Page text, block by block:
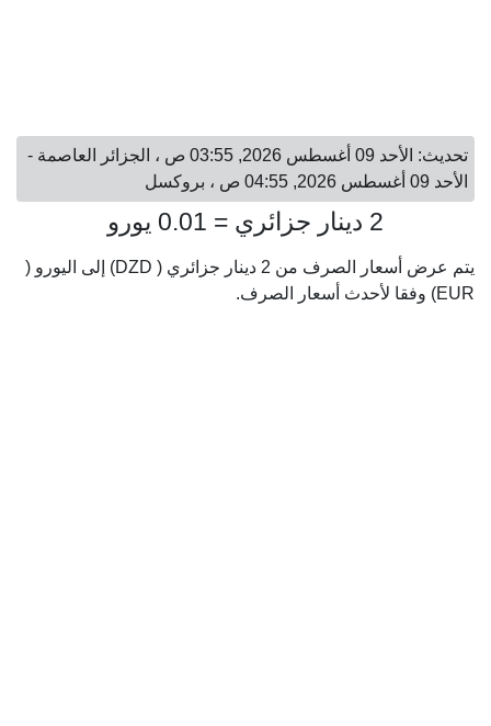
تحديث: الأحد 09 أغسطس 2026, 03:55 ص ، الجزائر العاصمة -
الأحد 09 أغسطس 2026, 04:55 ص ، بروكسل
2 دينار جزائري = 0.01 يورو
يتم عرض أسعار الصرف من 2 دينار جزائري ( DZD) إلى اليورو (
EUR) وفقا لأحدث أسعار الصرف.